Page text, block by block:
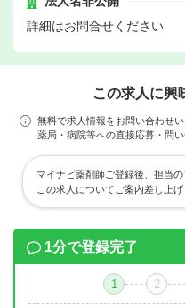
詳細はお問合せください
この求人に興
無料で求人情報をお問い合わせい
薬局・病院等への直接応募・問
マイナビ薬剤師ご登録後、担当
この求人についてご案内差し上げ
1分で登録完了
1 2